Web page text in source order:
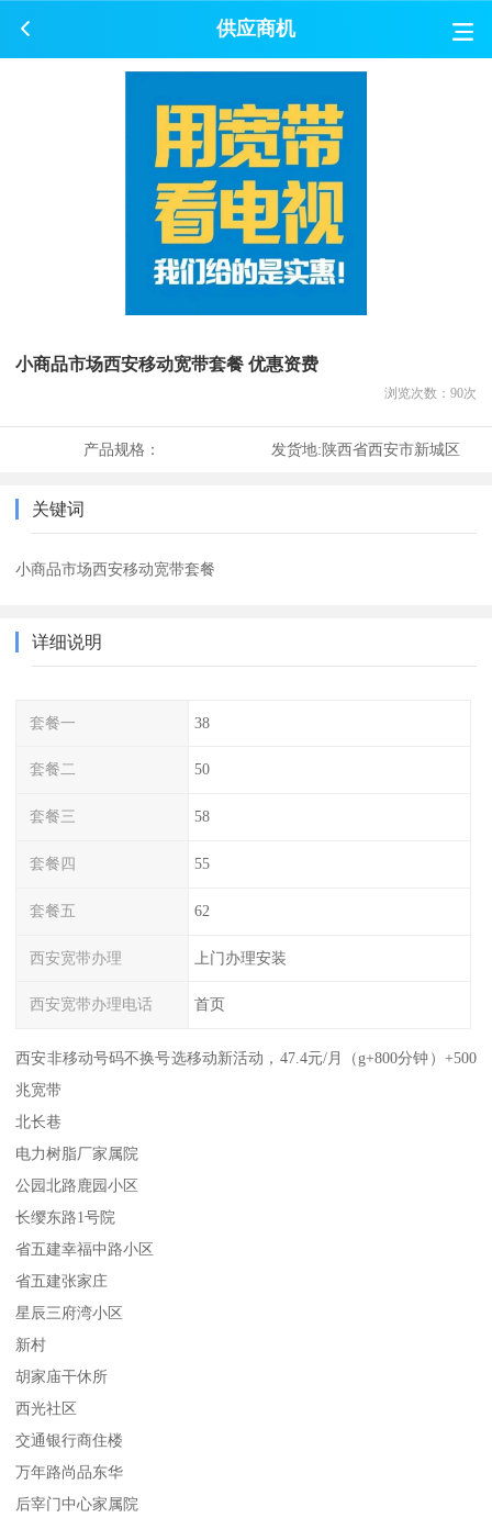
供应商机
小商品市场西安移动宽带套餐 优惠资费
浏览次数： 90次
产品规格： 发货地:陕西省西安市新城区
关键词
小商品市场西安移动宽带套餐
详细说明
套餐一 38
套餐二 50
套餐三 58
套餐四 55
套餐五 62
西安宽带办理 上门办理安装
西安宽带办理电话 首页
西安非移动号码不换号选移动新活动，47.4元/月（g+800分钟）+500
兆宽带
北长巷
电力树脂厂家属院
公园北路鹿园小区
长缨东路1号院
省五建幸福中路小区
省五建张家庄
星辰三府湾小区
新村
胡家庙干休所
西光社区
交通银行商住楼
万年路尚品东华
后宰门中心家属院